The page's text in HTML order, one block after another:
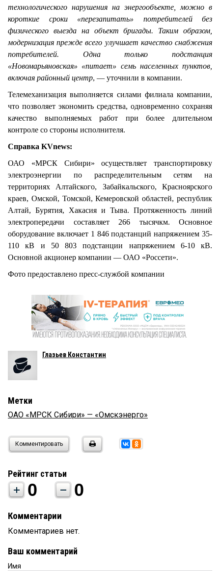
технологического нарушения на энергообъекте, можно в
короткие сроки «перезапитать» потребителей без
физического выезда на объект бригады. Таким образом,
модернизация прежде всего улучшает качество снабжения
потребителей. Одна только подстанция
«Новомарьяновская» «питает» семь населенных пунктов,
включая районный центр, — уточнили в компании.
Телемеханизация выполняется силами филиала компании,
что позволяет экономить средства, одновременно сохраняя
качество выполняемых работ при более длительном
контроле со стороны исполнителя.
Справка KVnews:
ОАО «МРСК Сибири» осуществляет транспортировку
электроэнергии по распределительным сетям на
территориях Алтайского, Забайкальского, Красноярского
краев, Омской, Томской, Кемеровской областей, республик
Алтай, Бурятия, Хакасия и Тыва. Протяженность линий
электропередачи составляет 266 тысячкм. Основное
оборудование включает 1 846 подстанций напряжением 35-
110 кВ и 50 803 подстанции напряжением 6-10 кВ.
Основной акционер компании — ОАО «Россети».
Фото предоставлено пресс-службой компании
Глазьев Константин
Метки
ОАО «МРСК Сибири» — «Омскэнерго»
Комментировать
Рейтинг статьи
0 0
Комментарии
Комментариев нет.
Ваш комментарий
Имя